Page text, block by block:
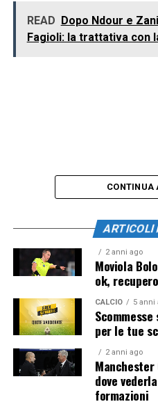
READ Dopo Ndour e
Fagioli: la trattativa con
CONTINUA
ARTICOLI
2 anni ago
Moviola
ok,
CALCIO 5 anni
per le tue
2 anni ago
dove
formazioni